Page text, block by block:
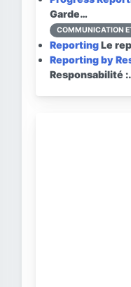
Garde…
COMMUNICATION
ReportingLe
Reporting by
Responsabilité